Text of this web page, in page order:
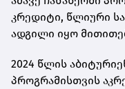
კრედიტი, წლიური
ადგილი იყო
2024 წლის
პროგრამისთვის